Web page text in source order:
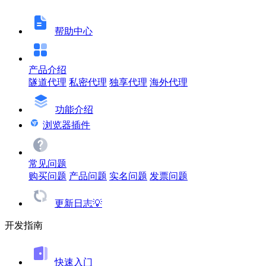
帮助中心
产品介绍
隧道代理 私密代理 独享代理 海外代理
功能介绍
浏览器插件
常见问题
购买问题 产品问题 实名问题 发票问题
更新日志💡
开发指南
快速入门